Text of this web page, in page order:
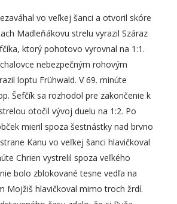
vo veľkej šanci a otvoril skóre
Madleňákovu strelu vyrazil Száraz
ktorý pohotovo vyrovnal na 1:1.
nebezpečným rohovým
loptu Frühwald. V 69. minúte
Šefčík sa rozhodol pre zakončenie k
otočil vývoj duelu na 1:2. Po
mieril spoza šestnástky nad brvno
Kanu vo veľkej šanci hlavičkoval
Chrien vystrelil spoza veľkého
bolo zblokované tesne vedľa na
Mojžiš hlavičkoval mimo troch žrdí.